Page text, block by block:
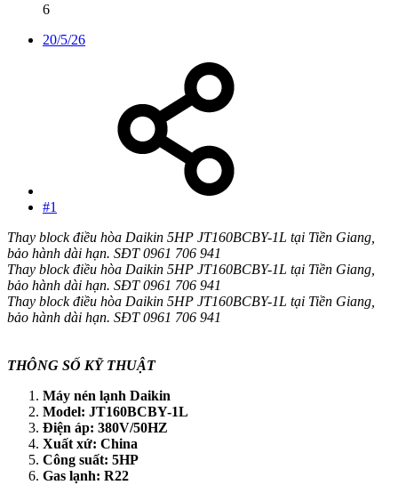
6
20/5/26
#1
Thay block điều hòa Daikin 5HP JT160BCBY-1L tại Tiền Giang,
bảo hành dài hạn. SĐT 0961 706 941
Thay block điều hòa Daikin 5HP JT160BCBY-1L tại Tiền Giang,
bảo hành dài hạn. SĐT 0961 706 941
Thay block điều hòa Daikin 5HP JT160BCBY-1L tại Tiền Giang,
bảo hành dài hạn. SĐT 0961 706 941
THÔNG SỐ KỸ THUẬT
Máy nén lạnh Daikin
Model: JT160BCBY-1L
Điện áp: 380V/50HZ
Xuất xứ: China
Công suất: 5HP
Gas lạnh: R22